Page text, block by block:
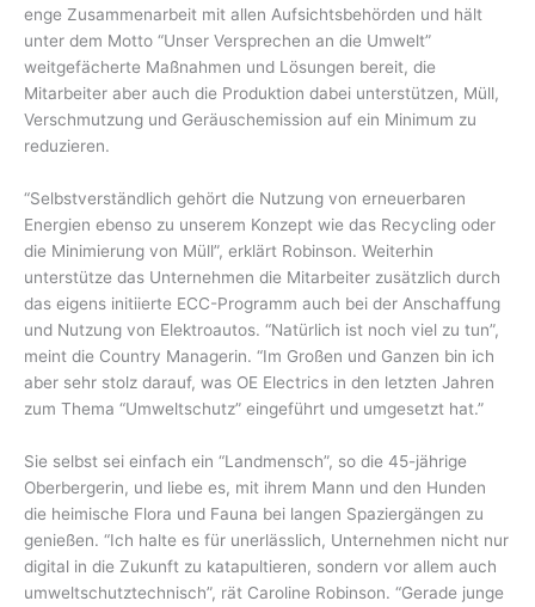
enge Zusammenarbeit mit allen Aufsichtsbehörden und hält
unter dem Motto “Unser Versprechen an die Umwelt”
weitgefächerte Maßnahmen und Lösungen bereit, die
Mitarbeiter aber auch die Produktion dabei unterstützen, Müll,
Verschmutzung und Geräuschemission auf ein Minimum zu
reduzieren.
“Selbstverständlich gehört die Nutzung von erneuerbaren
Energien ebenso zu unserem Konzept wie das Recycling oder
die Minimierung von Müll”, erklärt Robinson. Weiterhin
unterstütze das Unternehmen die Mitarbeiter zusätzlich durch
das eigens initiierte ECC-Programm auch bei der Anschaffung
und Nutzung von Elektroautos. “Natürlich ist noch viel zu tun”,
meint die Country Managerin. “Im Großen und Ganzen bin ich
aber sehr stolz darauf, was OE Electrics in den letzten Jahren
zum Thema “Umweltschutz” eingeführt und umgesetzt hat.”
Sie selbst sei einfach ein “Landmensch”, so die 45-jährige
Oberbergerin, und liebe es, mit ihrem Mann und den Hunden
die heimische Flora und Fauna bei langen Spaziergängen zu
genießen. “Ich halte es für unerlässlich, Unternehmen nicht nur
digital in die Zukunft zu katapultieren, sondern vor allem auch
umweltschutztechnisch”, rät Caroline Robinson. “Gerade junge